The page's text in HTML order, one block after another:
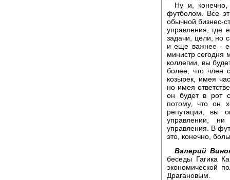
Ну и, конечно,
футболом. Все
обычной бизнес-
управления, где
задачи, цели, но
и еще важнее -
министр сегодня
коллегии, вы
более, что член
козырек, имея
но имея
он будет в рот
потому, что он
репутации, вы
управлении, ни
управления. В
это, конечно,
Валерий
беседы Гагика
экономической
Драгановым.